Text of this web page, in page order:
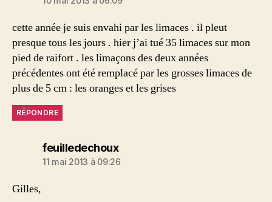
cette année je suis envahi par les limaces . il pleut
presque tous les jours . hier j’ai tué 35 limaces sur mon
pied de raifort . les limaçons des deux années
précédentes ont été remplacé par les grosses limaces de
plus de 5 cm : les oranges et les grises
RÉPONDRE
feuilledechouxdit :
11 mai 2013 à 09:26
Gilles,